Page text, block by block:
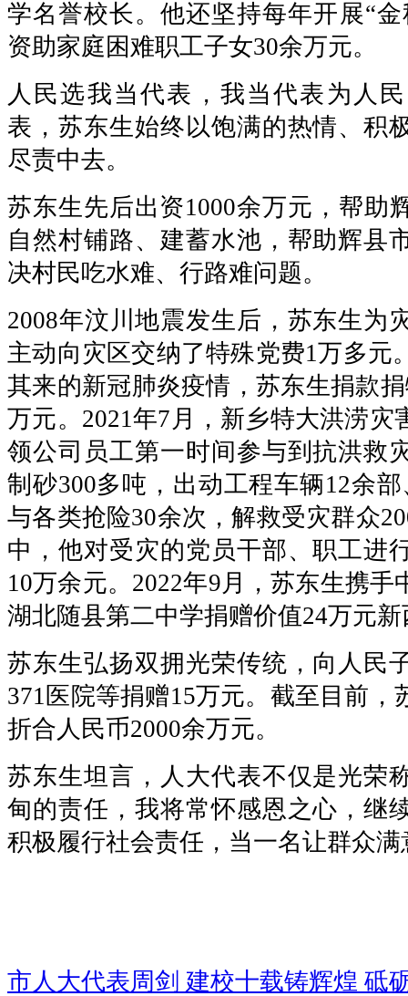
学名誉校长。他还坚持每年开展“
资助家庭困难职工子女30余万元。
人民选我当代表，我当代表为人
表，苏东生始终以饱满的热情、积
尽责中去。
苏东生先后出资1000余万元，帮助
自然村铺路、建蓄水池，帮助辉县
决村民吃水难、行路难问题。
2008年汶川地震发生后，苏东生为
主动向灾区交纳了特殊党费1万多元
其来的新冠肺炎疫情，苏东生捐款
万元。2021年7月，新乡特大洪涝灾
领公司员工第一时间参与到抗洪救
制砂300多吨，出动工程车辆12余
与各类抢险30余次，解救受灾群众
中，他对受灾的党员干部、职工进
10万余元。2022年9月，苏东生携手
湖北随县第二中学捐赠价值24万元
苏东生弘扬双拥光荣传统，向人民
371医院等捐赠15万元。截至目前，
折合人民币2000余万元。
苏东生坦言，人大代表不仅是光荣
甸的责任，我将常怀感恩之心，继
积极履行社会责任，当一名让群众
市人大代表周剑 建校十载铸辉煌 砥